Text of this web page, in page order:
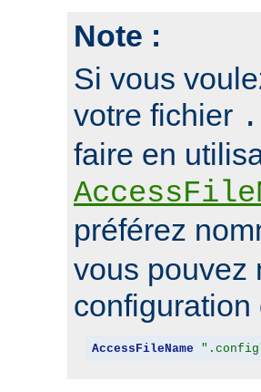
Note :
Si vous
votre fichier
faire en
préférez
vous pouvez
configuration
AccessFileName